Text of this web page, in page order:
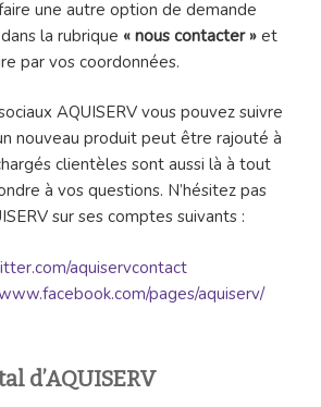
une autre option de demande
la rubrique « nous contacter » et
par vos coordonnées.
AQUISERV vous pouvez suivre
nouveau produit peut être rajouté à
clientèles sont aussi là à tout
à vos questions. N’hésitez pas
sur ses comptes suivants :
aquiservcontact
pages/aquiserv/
d’AQUISERV